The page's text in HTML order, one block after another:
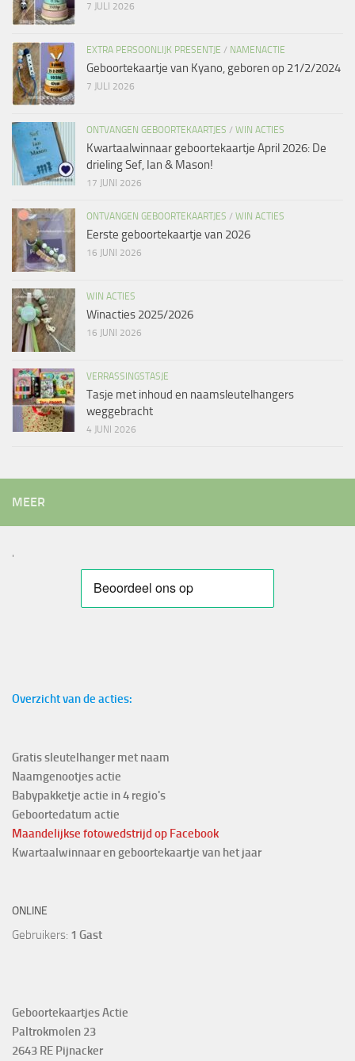
7 JULI 2026
EXTRA PERSOONLIJK PRESENTJE / NAMENACTIE
Geboortekaartje van Kyano, geboren op 21/2/2024
7 JULI 2026
ONTVANGEN GEBOORTEKAARTJES / WIN ACTIES
Kwartaalwinnaar geboortekaartje April 2026: De
drieling Sef, Ian & Mason!
17 JUNI 2026
ONTVANGEN GEBOORTEKAARTJES / WIN ACTIES
Eerste geboortekaartje van 2026
16 JUNI 2026
WIN ACTIES
Winacties 2025/2026
16 JUNI 2026
VERRASSINGSTASJE
Tasje met inhoud en naamsleutelhangers
weggebracht
4 JUNI 2026
MEER
'
Overzicht van de acties:
Gratis sleutelhanger met naam
Naamgenootjes actie
Babypakketje actie in 4 regio's
Geboortedatum actie
Maandelijkse fotowedstrijd op Facebook
Kwartaalwinnaar en geboortekaartje van het jaar
ONLINE
Gebruikers: 1 Gast
Geboortekaartjes Actie
Paltrokmolen 23
2643 RE Pijnacker